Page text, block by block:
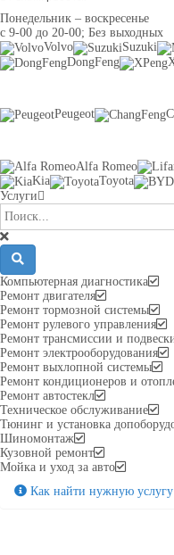
Понедельник – воскресенье
с 9-00 до 20-00; Без выходных
Volvo
Suzuki
DongFeng
Peugeot
Alfa Romeo
Kia
Toyota
Услуги
Компьютерная диагностика
Ремонт двигателя
Ремонт тормозной системы
Ремонт рулевого управления
Ремонт трансмиссии и
Ремонт электрооборудования
Ремонт выхлопной системы
Ремонт кондиционеров и
Ремонт автостекл
Техническое обслуживание
Тюнинг и установка
Шиномонтаж
Кузовной ремонт
Мойка и уход за авто
Как найти нужную